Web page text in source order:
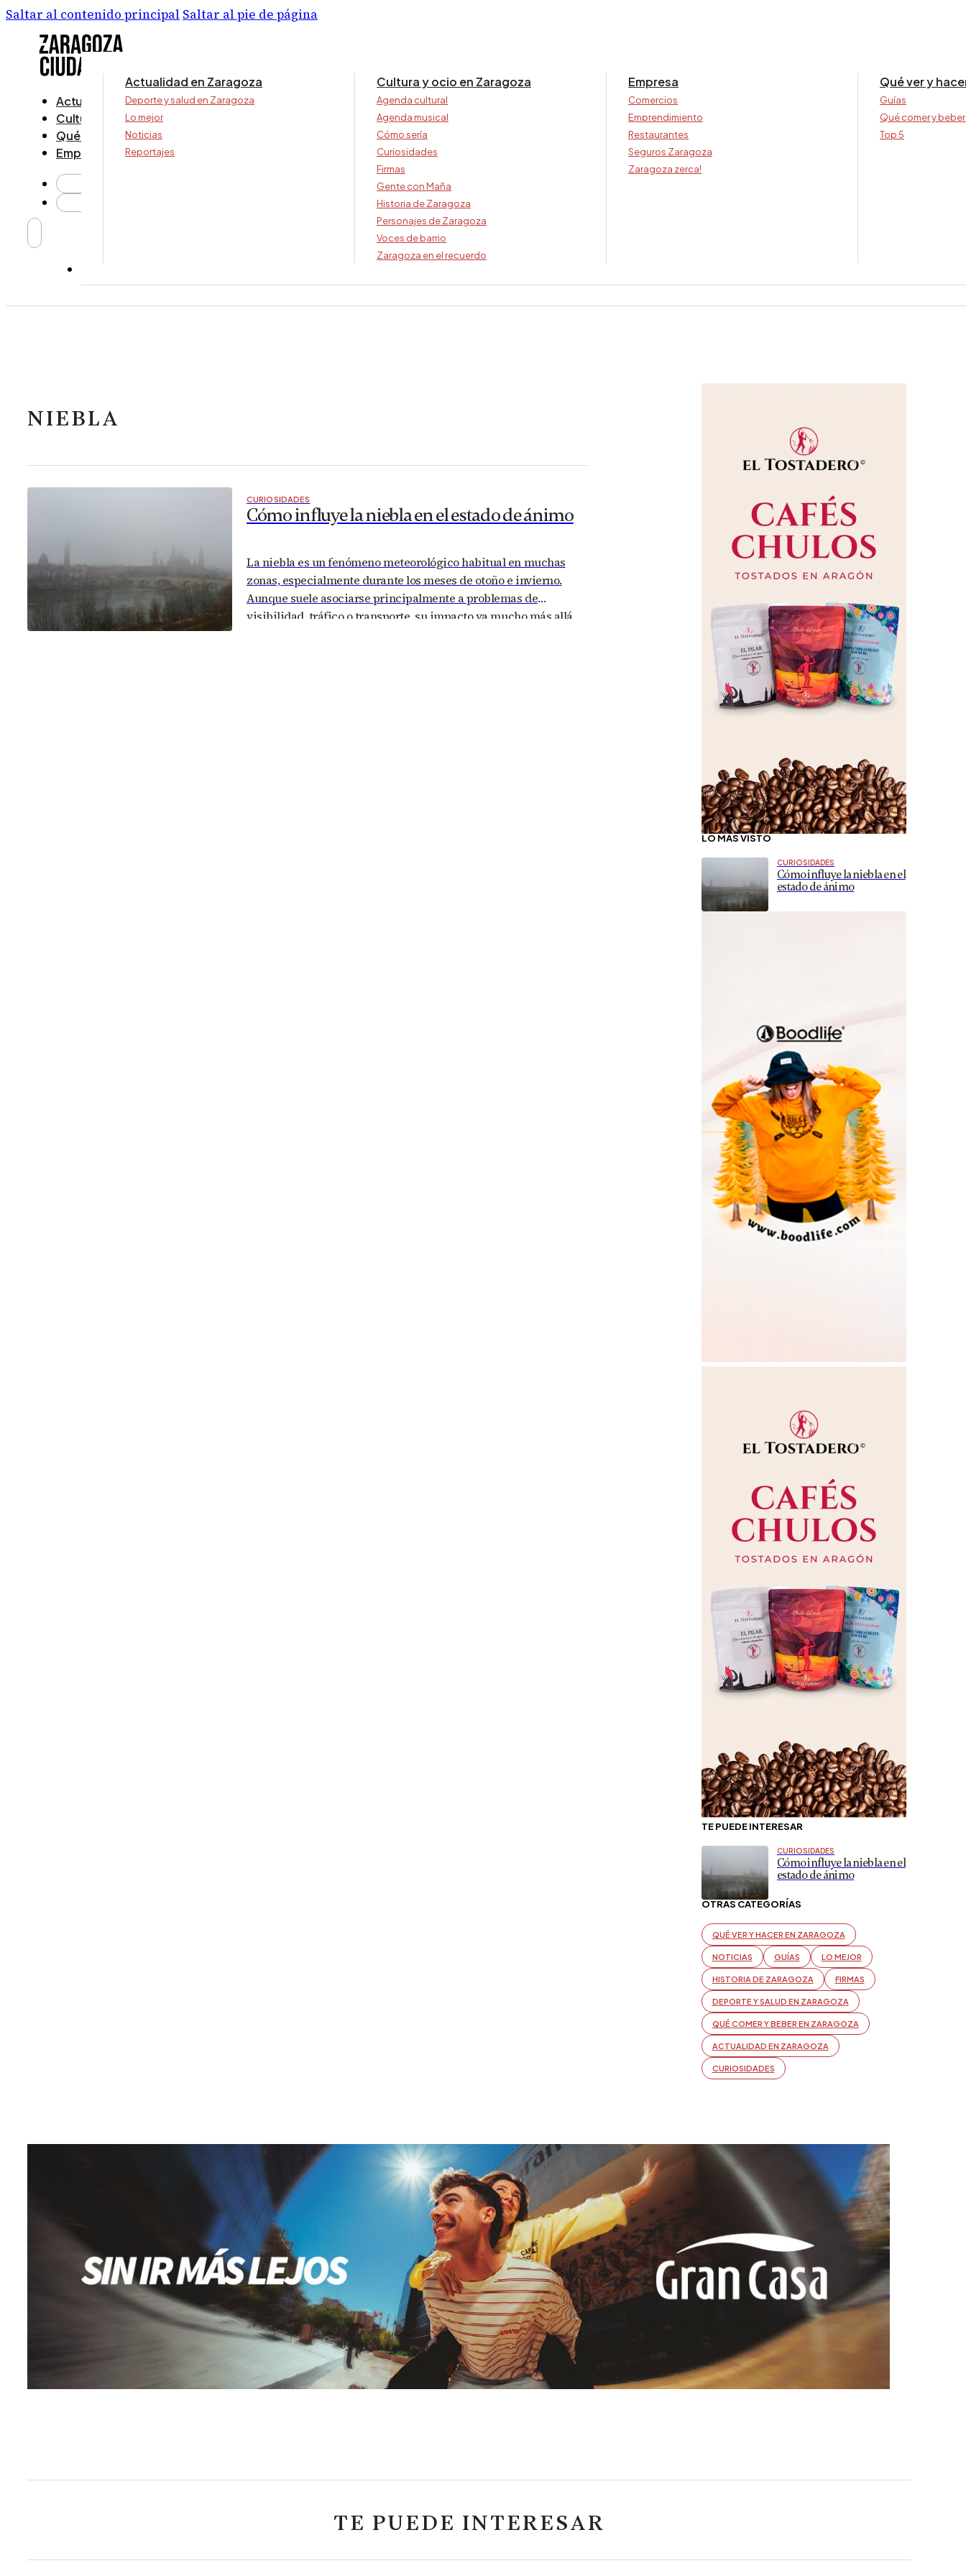
Saltar al contenido principal Saltar al pie de página
Actualidad
Cultura y ocio
Qué ver y hacer
Empresa
Actualidad en Zaragoza
Deporte y salud en Zaragoza
Lo mejor
Noticias
Reportajes
Cultura y ocio en Zaragoza
Agenda cultural
Agenda musical
Cómo sería
Curiosidades
Firmas
Gente con Maña
Historia de Zaragoza
Personajes de Zaragoza
Voces de barrio
Zaragoza en el recuerdo
Empresa
Comercios
Emprendimiento
Restaurantes
Seguros Zaragoza
Zaragoza zerca!
Qué ver y
Guías
Qué comer y
Top 5
NIEBLA
CURIOSIDADES
Cómo influye la niebla en el estado de ánimo
La niebla es un fenómeno meteorológico habitual en muchas
zonas, especialmente durante los meses de otoño e invierno.
Aunque suele asociarse principalmente a problemas de
visibilidad, tráfico o transporte, su impacto va mucho más allá
LO MÁS VISTO
CURIOSIDADES
Cómo influye la niebla en el
estado de ánimo
TE PUEDE INTERESAR
CURIOSIDADES
Cómo influye la niebla en el
estado de ánimo
OTRAS CATEGORÍAS
QUÉ VER Y HACER EN ZARAGOZA
NOTICIAS GUÍAS LO MEJOR
HISTORIA DE ZARAGOZA FIRMAS
DEPORTE Y SALUD EN ZARAGOZA
QUÉ COMER Y BEBER EN ZARAGOZA
ACTUALIDAD EN ZARAGOZA
CURIOSIDADES
TE PUEDE INTERESAR